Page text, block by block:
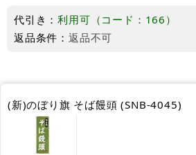
代引き：利用可（コード：166）
返品条件： 返品不可
(新)のぼり旗 そば饅頭 (SNB-4045)